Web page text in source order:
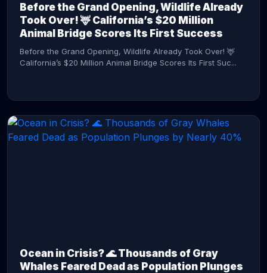
Before the Grand Opening, Wildlife Already
Took Over! 🦌 California’s $20 Million
Animal Bridge Scores Its First Success
Before the Grand Opening, Wildlife Already Took Over! 🦌
California’s $20 Million Animal Bridge Scores Its First Suc...
Ocean in Crisis? 🌊 Thousands of Gray
Whales Feared Dead as Population Plunges